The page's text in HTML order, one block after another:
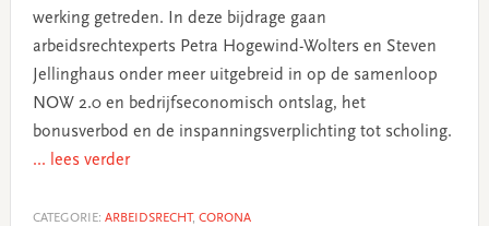
werking getreden. In deze bijdrage gaan
arbeidsrechtexperts Petra Hogewind-Wolters en Steven
Jellinghaus onder meer uitgebreid in op de samenloop
NOW 2.0 en bedrijfseconomisch ontslag, het
bonusverbod en de inspanningsverplichting tot scholing.
... lees verder
CATEGORIE: ARBEIDSRECHT, CORONA